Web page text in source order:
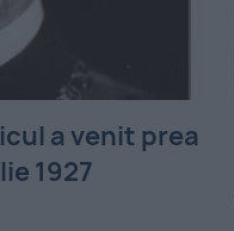
a venit prea
1927